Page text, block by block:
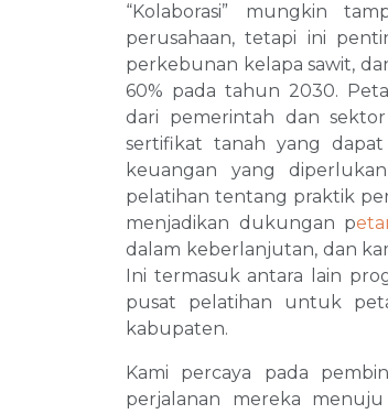
“Kolaborasi” mungkin
perusahaan, tetapi ini
perkebunan kelapa sawit,
60% pada tahun 2030.
dari pemerintah dan
sertifikat tanah yang
keuangan yang
pelatihan tentang praktik
menjadikan dukungan p
dalam keberlanjutan, dan
Ini termasuk antara lain
pusat pelatihan untuk
kabupaten.
Kami percaya pada
perjalanan mereka